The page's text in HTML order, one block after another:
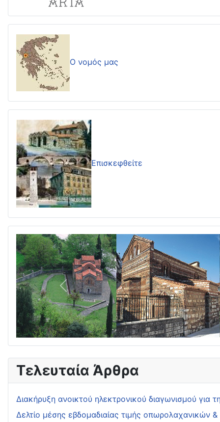
Ο νομός μας
Επισκεφθείτε
Πίσω
Τελευταία Άρθρα
Διακήρυξη ανοικτού ηλεκτρονικού διαγωνισμού
Δελτίο μέσης εβδομαδιαίας τιμής